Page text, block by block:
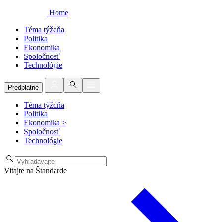
Home
Téma týždňa
Politika
Ekonomika
Spoločnosť
Technológie
Predplatné
Téma týždňa
Politika
Ekonomika >
Spoločnosť
Technológie
Vitajte na Štandarde